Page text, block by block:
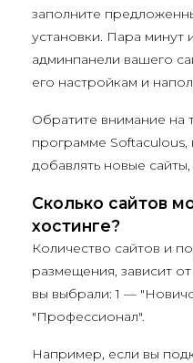
заполните
установки. Пара минут
админпанели вашего
его настройкам и
Обратите внимание на
программе
добавлять новые сайты,
Сколько сайтов
хостинге?
Количество сайтов и
размещения, зависит
вы выбрали: 1 —
"Профессионал".
Например, если вы